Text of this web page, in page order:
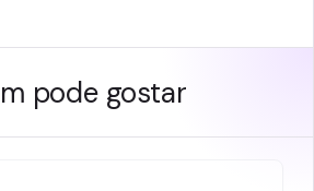
pode gostar